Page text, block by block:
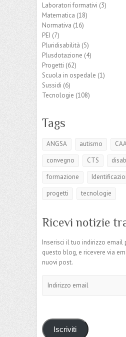
Laboratori formativi (3)
Matematica (18)
Normativa (16)
PEI (7)
Pluridisabilità (5)
Plusdotazione (4)
Progetti (62)
Scuola in ospedale (1)
Sussidi (6)
Tecnologie (108)
Tags
ANGSA autismo
convegno
CTS
formazione
progetti
tecnologie
Ricevi notizie
Inserisci il tuo indirizzo email
questo blog, e ricevere via
nuovi post.
email
Iscriviti